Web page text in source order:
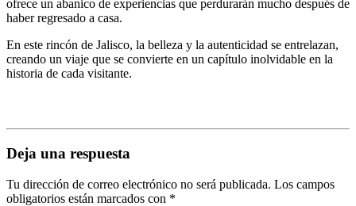
ofrece un abanico de experiencias que perdurarán mucho después de
haber regresado a casa.
En este rincón de Jalisco, la belleza y la autenticidad se entrelazan,
creando un viaje que se convierte en un capítulo inolvidable en la
historia de cada visitante.
Deja una respuesta
Tu dirección de correo electrónico no será publicada. Los campos
obligatorios están marcados con *